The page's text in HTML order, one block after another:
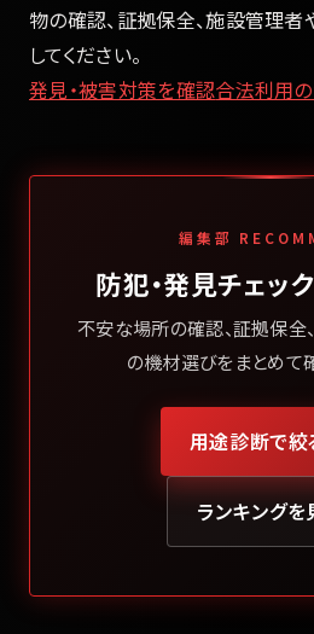
物の確認、証拠保全、施設管理
してください。
発見・被害対策を確認合法利用
編集部
防犯・発見チェッ
不安な場所の確認、証拠保
の機材選びをまとめて
用途診断で
ランキングを